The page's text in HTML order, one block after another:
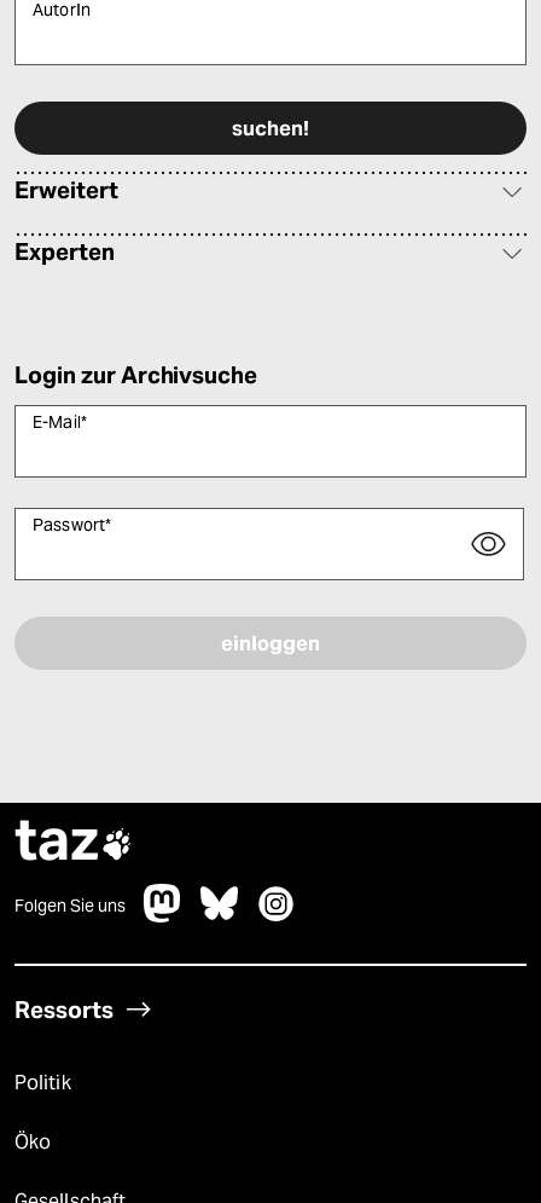
AutorIn
Erweitert
Experten
Login zur Archivsuche
E-Mail*
Passwort*
taz
Folgen Sie uns
Ressorts
Politik
Öko